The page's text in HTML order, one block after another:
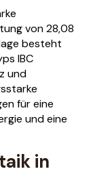
von 28,08
besteht
IBC
und
für eine
und eine
in